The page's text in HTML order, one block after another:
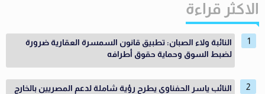
الاكثر قراءة
النائبة ولاء الصبان: تطبيق قانون السمسرة العقارية ضرورة
لضبط السوق وحماية حقوق أطرافه
النائب ياسر الحفناوي يطرح رؤية شاملة لدعم المصريين بالخارج